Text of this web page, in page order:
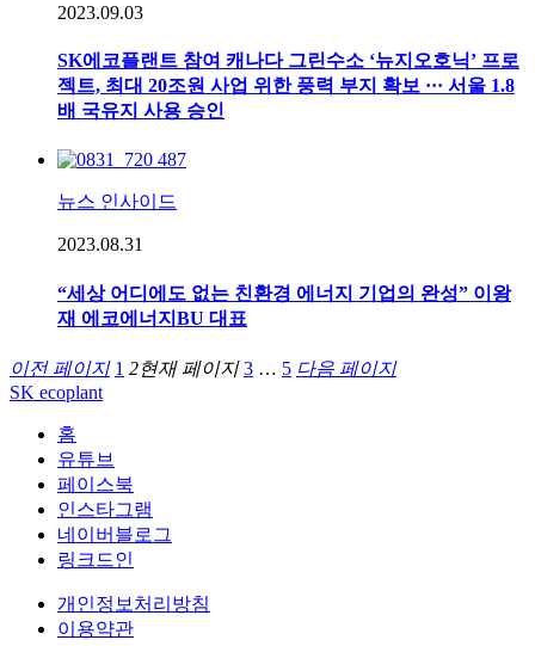
2023.09.03
SK에코플랜트 참여 캐나다 그린수소 ‘뉴지오호닉’ 프로
젝트, 최대 20조원 사업 위한 풍력 부지 확보 ··· 서울 1.8
배 국유지 사용 승인
뉴스 인사이드
2023.08.31
“세상 어디에도 없는 친환경 에너지 기업의 완성” 이왕
재 에코에너지BU 대표
이전 페이지 1 2현재 페이지 3 … 5 다음 페이지
SK ecoplant
홈
유튜브
페이스북
인스타그램
네이버블로그
링크드인
개인정보처리방침
이용약관